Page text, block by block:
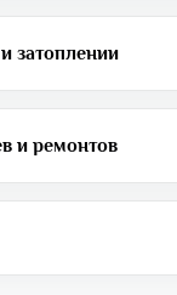
затоплении
и ремонтов